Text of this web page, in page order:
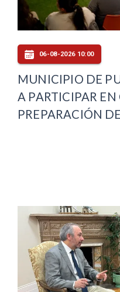
06-08-2026 10:00
MUNICIPIO DE
A PARTICIPAR EN
PREPARACIÓN